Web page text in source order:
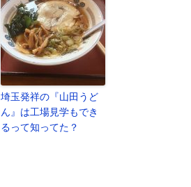
埼玉発祥の『山田うど
ん』は工場見学もでき
るって知ってた？